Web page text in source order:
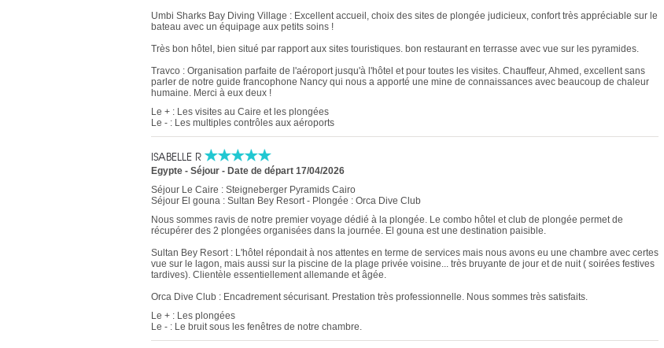
Umbi Sharks Bay Diving Village : Excellent accueil, choix des sites de plongée judicieux, confort très appréciable sur le
bateau avec un équipage aux petits soins !
Très bon hôtel, bien situé par rapport aux sites touristiques. bon restaurant en terrasse avec vue sur les pyramides.
Travco : Organisation parfaite de l'aéroport jusqu'à l'hôtel et pour toutes les visites. Chauffeur, Ahmed, excellent sans
parler de notre guide francophone Nancy qui nous a apporté une mine de connaissances avec beaucoup de chaleur
humaine. Merci à eux deux !
Le + : Les visites au Caire et les plongées
Le - : Les multiples contrôles aux aéroports
ISABELLE R
Egypte - Séjour - Date de départ 17/04/2026
Séjour Le Caire : Steigneberger Pyramids Cairo
Séjour El gouna : Sultan Bey Resort - Plongée : Orca Dive Club
Nous sommes ravis de notre premier voyage dédié à la plongée. Le combo hôtel et club de plongée permet de
récupérer des 2 plongées organisées dans la journée. El gouna est une destination paisible.
Sultan Bey Resort : L'hôtel répondait à nos attentes en terme de services mais nous avons eu une chambre avec certes
vue sur le lagon, mais aussi sur la piscine de la plage privée voisine... très bruyante de jour et de nuit ( soirées festives
tardives). Clientèle essentiellement allemande et âgée.
Orca Dive Club : Encadrement sécurisant. Prestation très professionnelle. Nous sommes très satisfaits.
Le + : Les plongées
Le - : Le bruit sous les fenêtres de notre chambre.